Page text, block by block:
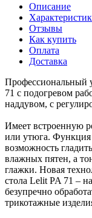
Описание
Отзывы
Как купить
Оплата
Доставка
Профессиональный
71 с подогревом
наддувом, с
Имеет встроенную
или утюга.
возможность
влажных пятен, а
глажки. Новая
стола Lelit PA 71 –
безупречно
трикотажные